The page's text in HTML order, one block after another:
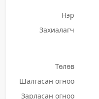
Нэр
Захиалагч
Төлөв
Шалгасан огноо
Зарласан огноо